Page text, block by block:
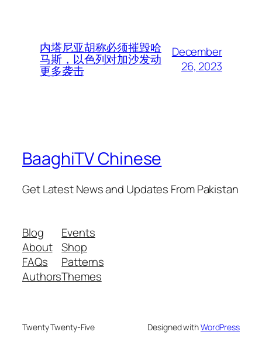
内塔尼亚胡称必须摧毁哈
马斯，以色列对加沙发动
更多袭击
December
26, 2023
BaaghiTV Chinese
Get Latest News and Updates From Pakistan
Blog
About
FAQs
Authors
Events
Shop
Patterns
Themes
Twenty Twenty-Five Designed withWordPress